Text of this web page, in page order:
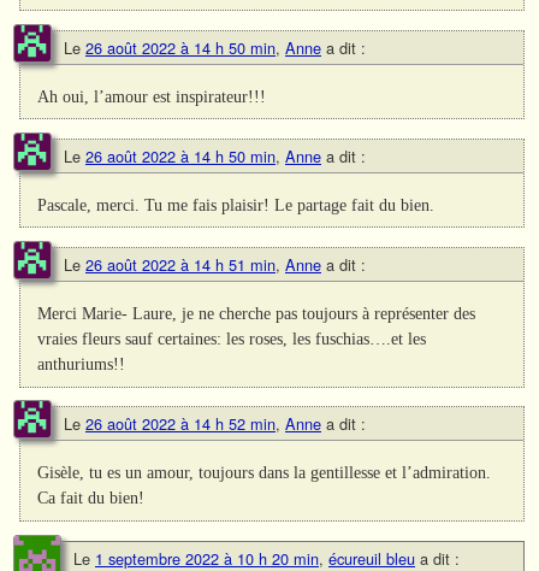
Le 26 août 2022 à 14 h 50 min, Anne a dit :
Ah oui, l’amour est inspirateur!!!
Le 26 août 2022 à 14 h 50 min, Anne a dit :
Pascale, merci. Tu me fais plaisir! Le partage fait du bien.
Le 26 août 2022 à 14 h 51 min, Anne a dit :
Merci Marie- Laure, je ne cherche pas toujours à représenter des
vraies fleurs sauf certaines: les roses, les fuschias….et les
anthuriums!!
Le 26 août 2022 à 14 h 52 min, Anne a dit :
Gisèle, tu es un amour, toujours dans la gentillesse et l’admiration.
Ca fait du bien!
Le 1 septembre 2022 à 10 h 20 min, écureuil bleu a dit :